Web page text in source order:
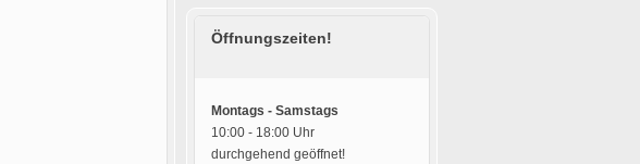
Öffnungszeiten!
Montags - Samstags
10:00 - 18:00 Uhr
durchgehend geöffnet!